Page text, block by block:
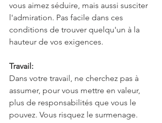
vous aimez séduire, mais aussi susciter
l'admiration. Pas facile dans ces
conditions de trouver quelqu'un à la
hauteur de vos exigences.
Travail:
Dans votre travail, ne cherchez pas à
assumer, pour vous mettre en valeur,
plus de responsabilités que vous le
pouvez. Vous risquez le surmenage.